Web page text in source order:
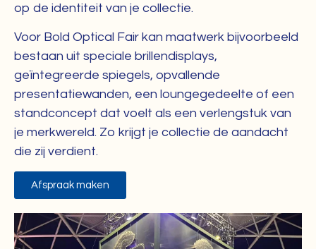
op de identiteit van je collectie.
Voor Bold Optical Fair kan maatwerk bijvoorbeeld
bestaan uit speciale brillendisplays,
geïntegreerde spiegels, opvallende
presentatiewanden, een loungegedeelte of een
standconcept dat voelt als een verlengstuk van
je merkwereld. Zo krijgt je collectie de aandacht
die zij verdient.
Afspraak maken